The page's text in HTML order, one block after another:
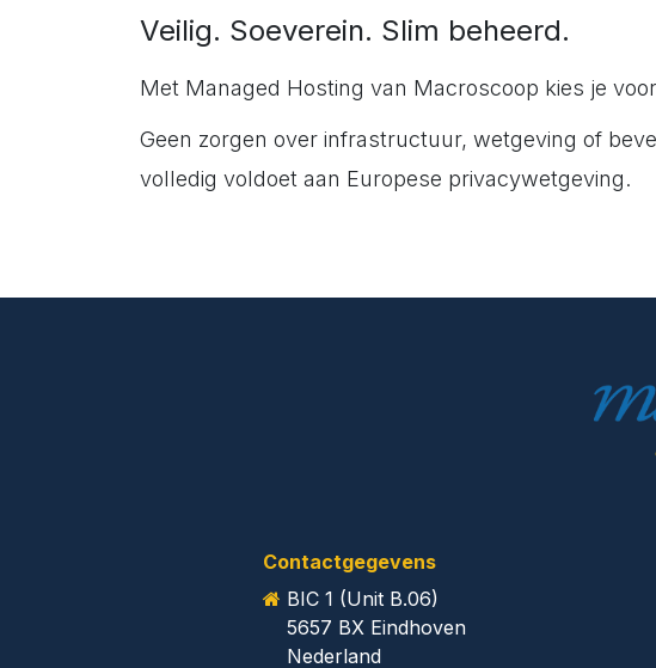
Veilig. Soeverein. Slim beheerd.
Met Managed Hosting van Macroscoop kies je
Geen zorgen over infrastructuur, wetgeving of
volledig voldoet aan Europese privacywetgeving.
Contactgegevens
​BIC 1 (Unit B.06)
5657 BX Eindhoven
​Nederland